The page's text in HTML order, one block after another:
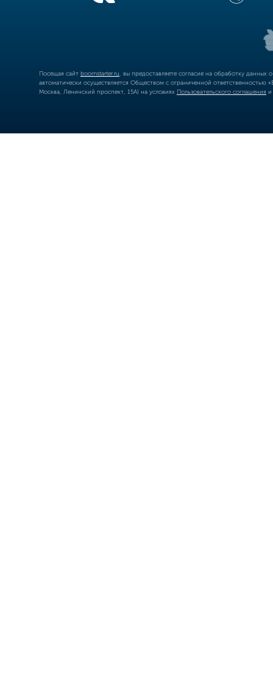
Посещая сайт boomstarter.ru , вы предоставляете согласие на обработку
автоматически осуществляется Обществом с ограниченной
Москва, Ленинский проспект, 15А) на условиях Пользовательского соглашения и